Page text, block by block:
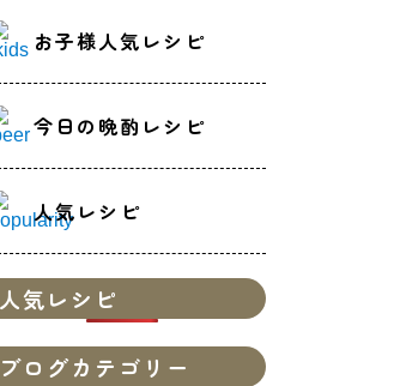
お子様人気レシピ
今日の晩酌レシピ
人気レシピ
人気レシピ
ブログカテゴリー